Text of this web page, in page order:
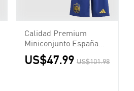
Calidad Premium
Miniconjunto España
Euro Primera
Equipación Local Niño
US$47.99 US$101.98